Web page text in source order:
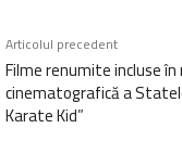
Articolul precedent
Filme renumite incluse
cinematografică a
Karate Kid”